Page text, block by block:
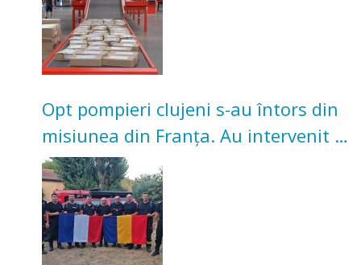
Opt pompieri clujeni s-au întors din
misiunea din Franța. Au intervenit la
incendii de vegetație și pădure